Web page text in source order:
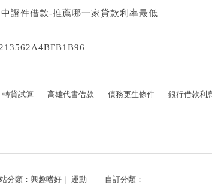
中證件借款-推薦哪一家貸款利率最低
轉貸試算 高雄代書借款 債務更生條件 銀行借款利
分類： 興趣嗜好 運動
自訂分類：